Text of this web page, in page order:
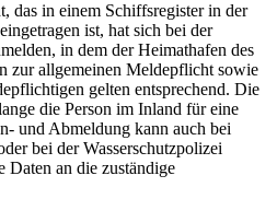
das in einem Schiffsregister in der
ist, hat sich bei der
in dem der Heimathafen des
zur allgemeinen Meldepflicht sowie
gelten entsprechend. Die
die Person im Inland für eine
und Abmeldung kann auch bei
bei der Wasserschutzpolizei
Daten an die zuständige